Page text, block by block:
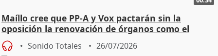
Maíllo cree que PP-A y Vox pactarán sin la
oposición la renovación de órganos como el
Defensor
Sonido Totales 26/07/2026